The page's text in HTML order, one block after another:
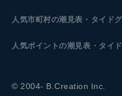
人気市町村の潮見表・タイド
人気ポイントの潮見表・タイ
© 2004- B.Creation Inc.